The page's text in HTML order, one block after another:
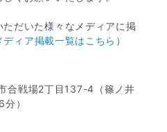
だいた様々なメディアに掲
ディア掲載一覧はこちら ）
合戦場2丁目137-4（篠ノ井
）